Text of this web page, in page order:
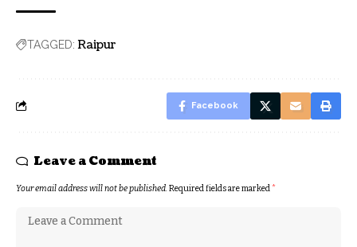
TAGGED: Raipur
Facebook
Leave a Comment
Your email address will not be published.Required fields are marked*